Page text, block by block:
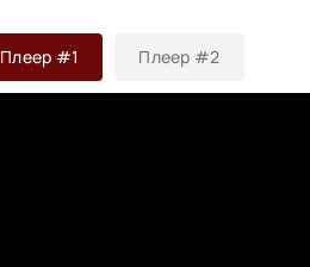
Плеер #1 Плеер #2